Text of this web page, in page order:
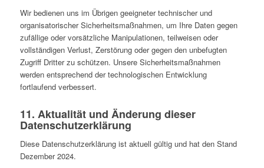
Wir bedienen uns im Übrigen geeigneter technischer und
organisatorischer Sicherheitsmaßnahmen, um Ihre Daten gegen
zufällige oder vorsätzliche Manipulationen, teilweisen oder
vollständigen Verlust, Zerstörung oder gegen den unbefugten
Zugriff Dritter zu schützen. Unsere Sicherheitsmaßnahmen
werden entsprechend der technologischen Entwicklung
fortlaufend verbessert.
11. Aktualität und Änderung dieser
Datenschutzerklärung
Diese Datenschutzerklärung ist aktuell gültig und hat den Stand
Dezember 2024.